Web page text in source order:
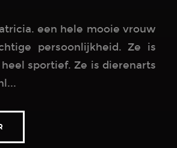
een hele mooie vrouw
persoonlijkheid. Ze is
sportief. Ze is dierenarts